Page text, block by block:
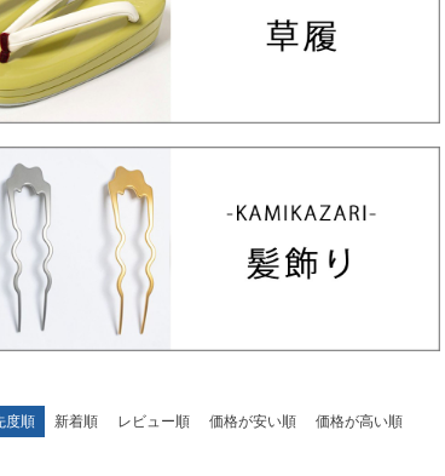
度順 新着順 レビュー順 価格が安い順 価格が高い順